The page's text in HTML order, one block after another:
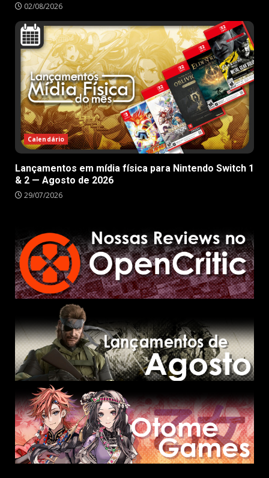
02/08/2026
Calendário
Lançamentos em mídia física para Nintendo Switch 1
& 2 — Agosto de 2026
29/07/2026